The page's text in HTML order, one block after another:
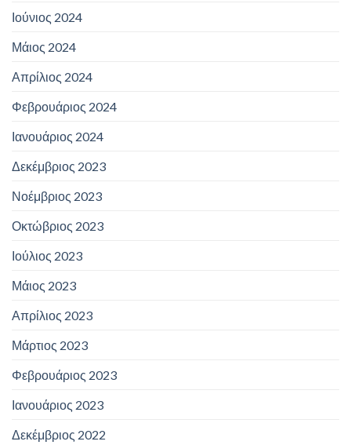
Ιούνιος 2024
Μάιος 2024
Απρίλιος 2024
Φεβρουάριος 2024
Ιανουάριος 2024
Δεκέμβριος 2023
Νοέμβριος 2023
Οκτώβριος 2023
Ιούλιος 2023
Μάιος 2023
Απρίλιος 2023
Μάρτιος 2023
Φεβρουάριος 2023
Ιανουάριος 2023
Δεκέμβριος 2022